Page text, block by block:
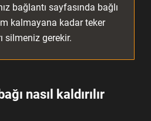
bağlantı sayfasında bağlı
kalmayana kadar teker
silmeniz gerekir.
nasıl kaldırılır